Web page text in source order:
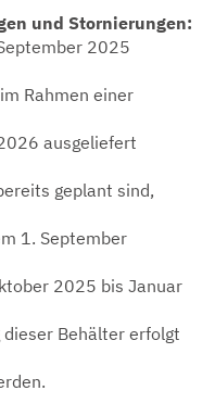
und Stornierungen:
2025
Rahmen einer
ausgeliefert
geplant sind,
1. September
2025 bis Januar
Behälter erfolgt